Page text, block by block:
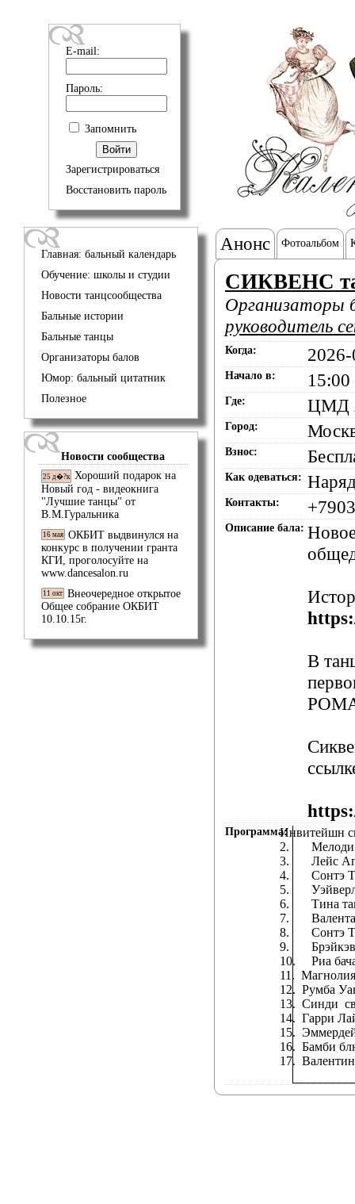
E-mail:
Пароль:
Запомнить
Зарегистрироваться
Восстановить пароль
Главная: бальный календарь
Обучение: школы и студии
Новости танцсообщества
Бальные истории
Бальные танцы
Организаторы балов
Юмор: бальный цитатник
Полезное
Новости сообщества
25 д�?к Хороший подарок на
Новый год - видеокнига
"Лучшие танцы" от
В.М.Гуральника
16 мая ОКБИТ выдвинулся на
конкурс в получении гранта
КГИ, проголосуйте на
www.dancesalon.ru
11 окт Внеочередное открытое
Общее собрание ОКБИТ
10.10.15г.
Анонс Фотоальбом
СИКВЕНС
Организаторы
руководитель
Когда:
Начало в: 15:00
Где: ЦМД
Город:
Взнос:
Как одеваться:
Контакты:
Описание бала:
В
Программа:Инвитейшн
2.
Мелоди
3.
Лейс
4.
Сонтэ
5.
6.
Тина
7.
8.
Сонтэ
9.
10.
Риа
11.
12. Румба
13. Синди
14. Гарри
15.
16. Бамби
17.